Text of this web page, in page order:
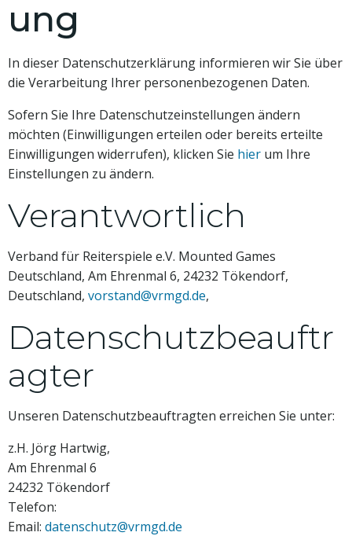
ung
In dieser Datenschutzerklärung informieren wir Sie über
die Verarbeitung Ihrer personenbezogenen Daten.
Sofern Sie Ihre Datenschutzeinstellungen ändern
möchten (Einwilligungen erteilen oder bereits erteilte
Einwilligungen widerrufen), klicken Sie hier um Ihre
Einstellungen zu ändern.
Verantwortlich
Verband für Reiterspiele e.V. Mounted Games
Deutschland, Am Ehrenmal 6, 24232 Tökendorf,
Deutschland, vorstand@vrmgd.de,
Datenschutzbeauftr
agter
Unseren Datenschutzbeauftragten erreichen Sie unter:
z.H. Jörg Hartwig,
Am Ehrenmal 6
24232 Tökendorf
Telefon:
Email: datenschutz@vrmgd.de